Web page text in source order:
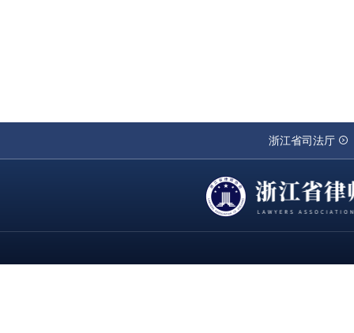
浙江省司法厅